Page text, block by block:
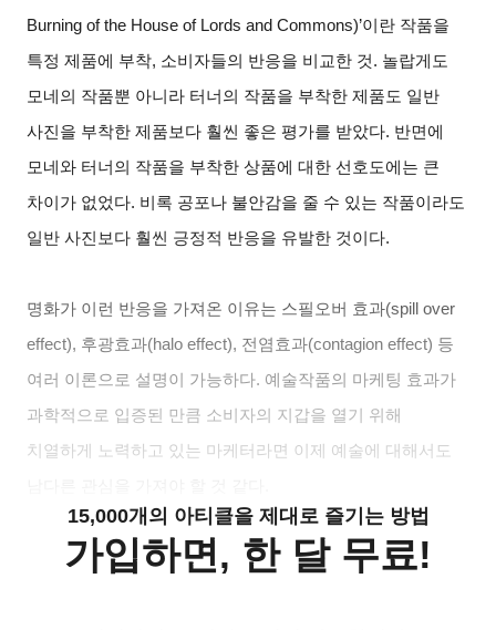
Burning of the House of Lords and Commons)’이란 작품을
특정 제품에 부착, 소비자들의 반응을 비교한 것. 놀랍게도
모네의 작품뿐 아니라 터너의 작품을 부착한 제품도 일반
사진을 부착한 제품보다 훨씬 좋은 평가를 받았다. 반면에
모네와 터너의 작품을 부착한 상품에 대한 선호도에는 큰
차이가 없었다. 비록 공포나 불안감을 줄 수 있는 작품이라도
일반 사진보다 훨씬 긍정적 반응을 유발한 것이다.
명화가 이런 반응을 가져온 이유는 스필오버 효과(spill over
effect), 후광효과(halo effect), 전염효과(contagion effect) 등
여러 이론으로 설명이 가능하다. 예술작품의 마케팅 효과가
과학적으로 입증된 만큼 소비자의 지갑을 열기 위해
치열하게 노력하고 있는 마케터라면 이제 예술에 대해서도
15,000개의 아티클을 제대로 즐기는 방법
가입하면, 한 달 무료!